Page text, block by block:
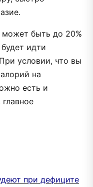
быть до 20%
идти
условии, что вы
на
есть и
при дефиците